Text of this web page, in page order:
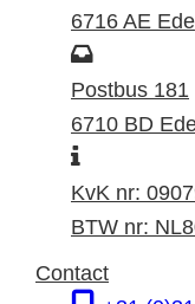
z
o
e
k
d
r
s
6716 AE Ede
P
o
s
a
d
e
Postbus 181
6710 BD
I
n
f
r
KvK nr:
BTW nr:
Contact